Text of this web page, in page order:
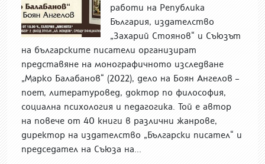
работи на Република
България, издателство
„Захарий Стоянов“ и Съюзът
на българските писатели организират
представяне на монографичното изследване
„Марко Балабанов“ (2022), дело на Боян Ангелов –
поет, литературовед, доктор по философия,
социална психология и педагогика. Той е автор
на повече от 40 книги в различни жанрове,
директор на издателство „Български писател“ и
председател на Съюза на...